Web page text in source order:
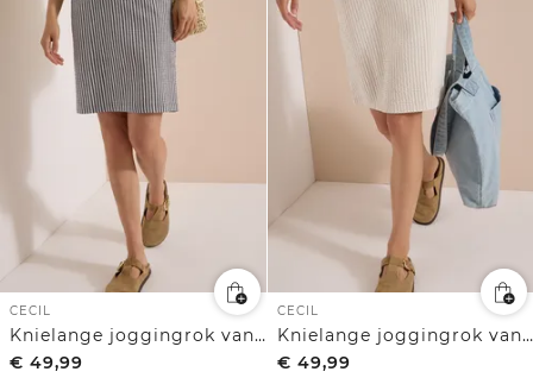
CECIL
Knielange joggingrok van seersucker stof
€ 49,99
CECIL
Knielange joggingrok van seersucker stof
€ 49,99